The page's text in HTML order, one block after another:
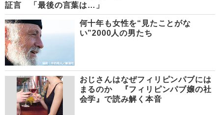
証言 「最後の言葉は…」
何十年も女性を“見たことがな
い”2000人の男たち
おじさんはなぜフィリピンパブには
まるのか 『フィリピンパブ嬢の社
会学』で読み解く本音